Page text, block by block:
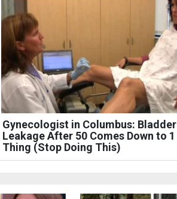
Gynecologist in Columbus: Bladder
Leakage After 50 Comes Down to 1
Thing (Stop Doing This)